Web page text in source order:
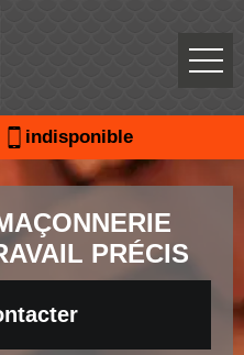
indisponible
PRÉCIS